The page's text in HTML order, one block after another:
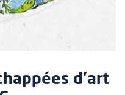
d'art